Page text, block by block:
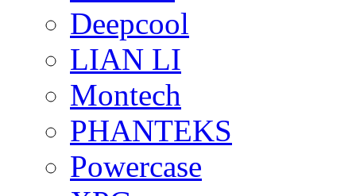
Deepcool
LIAN LI
Montech
PHANTEKS
Powercase